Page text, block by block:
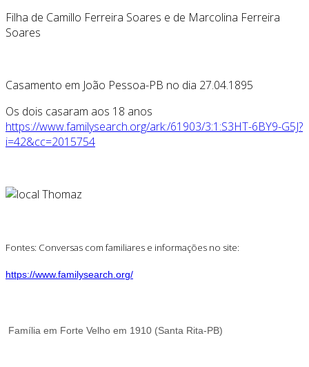
Filha de Camillo Ferreira Soares e de Marcolina Ferreira
Soares
Casamento em João Pessoa-PB no dia 27.04.1895
Os dois casaram aos 18 anos
https://www.familysearch.org/ark:/61903/3:1:S3HT-6BY9-G5J?
i=42&cc=2015754
Fontes: Conversas com familiares e informações no site:
https://www.familysearch.org/
Família em Forte Velho em 1910 (Santa Rita-PB)